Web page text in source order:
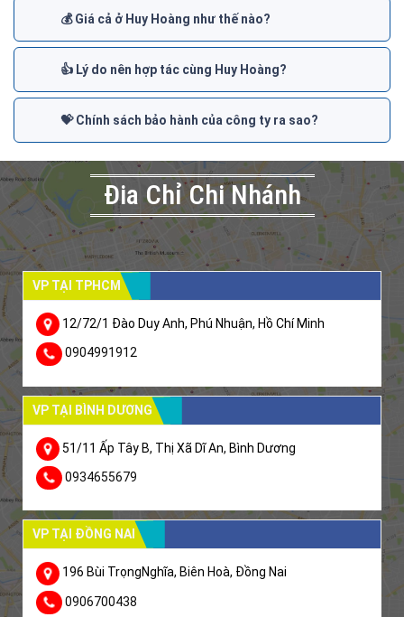
💰 Giá cả ở Huy Hoàng như thế nào?
👍 Lý do nên hợp tác cùng Huy Hoàng?
💝 Chính sách bảo hành của công ty ra sao?
Đia Chỉ Chi Nhánh
VP TẠI TPHCM
12/72/1 Đào Duy Anh, Phú Nhuận, Hồ Chí Minh
0904991912
VP TẠI BÌNH DƯƠNG
51/11 Ấp Tây B, Thị Xã Dĩ An, Bình Dương
0934655679
VP TẠI ĐỒNG NAI
196 Bùi TrọngNghĩa, Biên Hoà, Đồng Nai
0906700438